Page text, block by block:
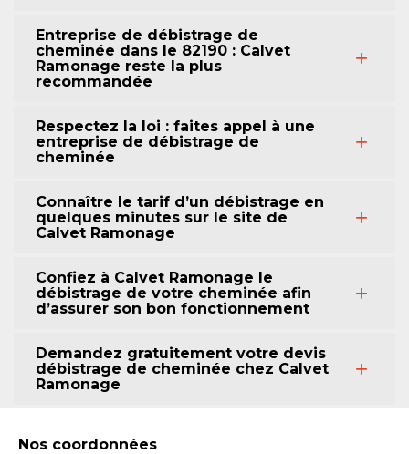
Entreprise de débistrage de
cheminée dans le 82190 : Calvet
Ramonage reste la plus
recommandée
Respectez la loi : faites appel à une
entreprise de débistrage de
cheminée
Connaître le tarif d’un débistrage en
quelques minutes sur le site de
Calvet Ramonage
Confiez à Calvet Ramonage le
débistrage de votre cheminée afin
d’assurer son bon fonctionnement
Demandez gratuitement votre devis
débistrage de cheminée chez Calvet
Ramonage
Nos coordonnées